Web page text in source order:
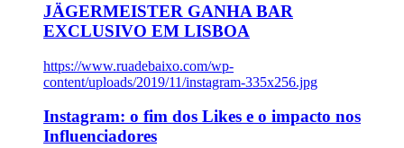
JÄGERMEISTER GANHA BAR
EXCLUSIVO EM LISBOA
https://www.ruadebaixo.com/wp-
content/uploads/2019/11/instagram-335x256.jpg
Instagram: o fim dos Likes e o impacto nos
Influenciadores